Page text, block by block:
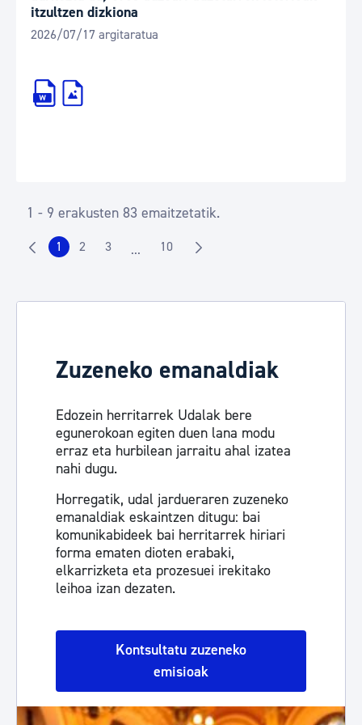
itzultzen dizkiona
2026/07/17 argitaratua
1 - 9 erakusten 83 emaitzetatik.
Orrialdea
1 Orrialdea
2 Orrialdea
3 ...Intermediate Pages Use TAB to navigate.
Orrialdea
10
Zuzeneko emanaldiak
Edozein herritarrek Udalak bere
egunerokoan egiten duen lana modu
erraz eta hurbilean jarraitu ahal izatea
nahi dugu.
Horregatik, udal jardueraren zuzeneko
emanaldiak eskaintzen ditugu: bai
komunikabideek bai herritarrek hiriari
forma ematen dioten erabaki,
elkarrizketa eta prozesuei irekitako
leihoa izan dezaten.
Kontsultatu zuzeneko
emisioak